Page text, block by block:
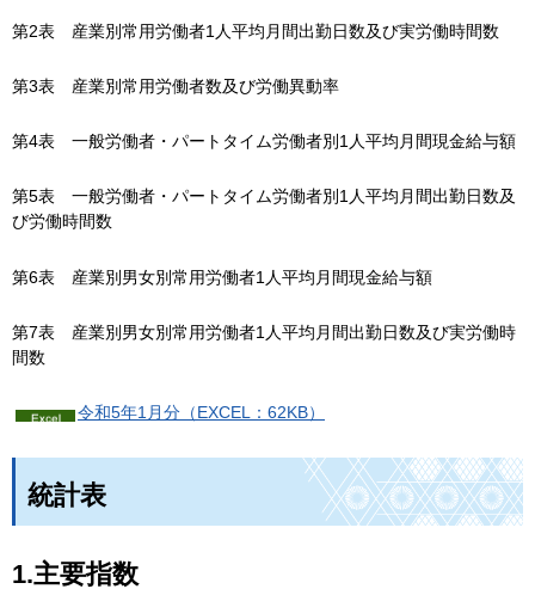
第2表 産業別常用労働者1人平均月間出勤日数及び実労働時間数
第3表 産業別常用労働者数及び労働異動率
第4表 一般労働者・パートタイム労働者別1人平均月間現金給与額
第5表 一般労働者・パートタイム労働者別1人平均月間出勤日数及
び労働時間数
第6表 産業別男女別常用労働者1人平均月間現金給与額
第7表 産業別男女別常用労働者1人平均月間出勤日数及び実労働時
間数
令和5年1月分（EXCEL：62KB）
統計表
1.主要指数